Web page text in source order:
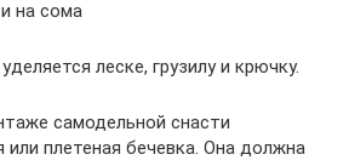
на сома
леске, грузилу и крючку.
самодельной снасти
или плетеная бечевка. Она должна